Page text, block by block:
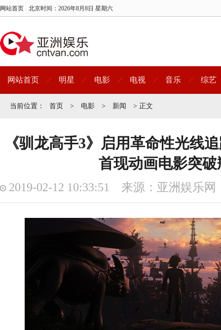
网站首页 北京时间： 2026年8月8日 星期六
网站首页 明星 电影 电视 音乐 综艺
当前位置： 首页 > 电影 > 新闻 > 正文
《驯龙高手3》启用革命性光线
首现动画电影突破
2019-02-12 10:33:51 来源：亚洲娱乐网